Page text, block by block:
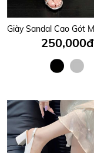
250,000đ